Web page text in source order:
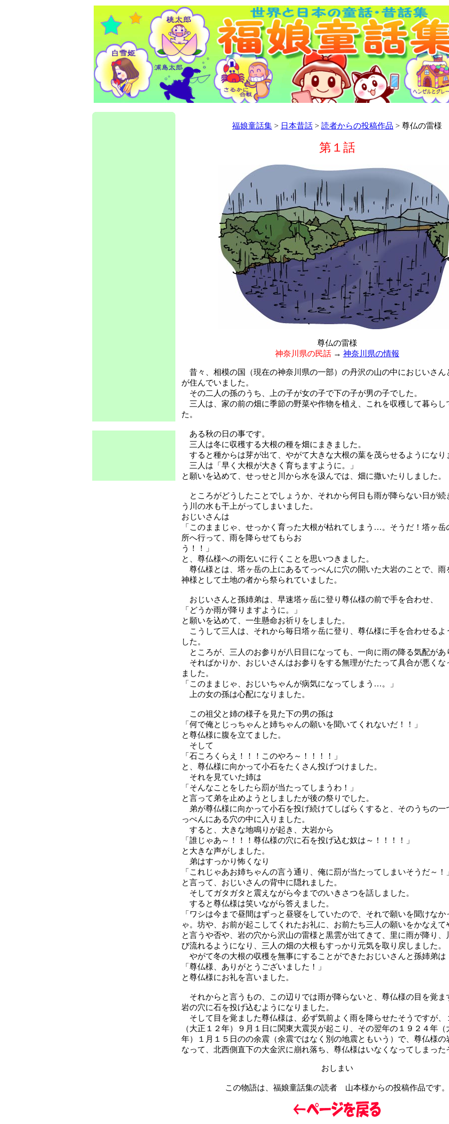
福娘童話集 > 日本昔話 > 読者からの投稿作品 > 尊仏の雷様
第１話
尊仏の雷様
神奈川県の民話→ 神奈川県の情報
昔々、相模の国（現在の神奈川県の一部）の丹沢の山の中におじいさん
が住んでいました。
その二人の孫のうち、上の子が女の子で下の子が男の子でした。
三人は、家の前の畑に季節の野菜や作物を植え、これを収穫して暮らし
た。
ある秋の日の事です。
三人は冬に収穫する大根の種を畑にまきました。
すると種からは芽が出て、やがて大きな大根の葉を茂らせるようになり
三人は「早く大根が大きく育ちますように。」
と願いを込めて、せっせと川から水を汲んでは、畑に撒いたりしました。
ところがどうしたことでしょうか、それから何日も雨が降らない日が続
う川の水も干上がってしまいました。
おじいさんは
「このままじゃ、せっかく育った大根が枯れてしまう…。そうだ！塔ヶ岳
所へ行って、雨を降らせてもらお
う！！」
と、尊仏様への雨乞いに行くことを思いつきました。
尊仏様とは、塔ヶ岳の上にあるてっぺんに穴の開いた大岩のことで、雨
神様として土地の者から祭られていました。
おじいさんと孫姉弟は、早速塔ヶ岳に登り尊仏様の前で手を合わせ、
「どうか雨が降りますように。」
と願いを込めて、一生懸命お祈りをしました。
こうして三人は、それから毎日塔ヶ岳に登り、尊仏様に手を合わせるよ
した。
ところが、三人のお参りが八日目になっても、一向に雨の降る気配があ
そればかりか、おじいさんはお参りをする無理がたたって具合が悪くな
ました。
「このままじゃ、おじいちゃんが病気になってしまう…。」
上の女の孫は心配になりました。
この祖父と姉の様子を見た下の男の孫は
「何で俺とじっちゃんと姉ちゃんの願いを聞いてくれないだ！！」
と尊仏様に腹を立てました。
そして
「石ころくらえ！！！このやろ～！！！！」
と、尊仏様に向かって小石をたくさん投げつけました。
それを見ていた姉は
「そんなことをしたら罰が当たってしまうわ！」
と言って弟を止めようとしましたが後の祭りでした。
弟が尊仏様に向かって小石を投げ続けてしばらくすると、そのうちの一
っぺんにある穴の中に入りました。
すると、大きな地鳴りが起き、大岩から
「誰じゃあ～！！！尊仏様の穴に石を投げ込む奴は～！！！！」
と大きな声がしました。
弟はすっかり怖くなり
「これじゃあお姉ちゃんの言う通り、俺に罰が当たってしまいそうだ～！
と言って、おじいさんの背中に隠れました。
そしてガタガタと震えながら今までのいきさつを話しました。
すると尊仏様は笑いながら答えました。
「ワシは今まで昼間はずっと昼寝をしていたので、それで願いを聞けなか
ゃ。坊や、お前が起こしてくれたお礼に、お前たち三人の願いをかなえて
と言うや否や、岩の穴から沢山の雷様と黒雲が出てきて、里に雨が降り、
び流れるようになり、三人の畑の大根もすっかり元気を取り戻しました。
やがて冬の大根の収穫を無事にすることができたおじいさんと孫姉弟は
「尊仏様、ありがとうございました！」
と尊仏様にお礼を言いました。
それからと言うもの、この辺りでは雨が降らないと、尊仏様の目を覚ま
岩の穴に石を投げ込むようになりました。
そして目を覚ました尊仏様は、必ず気前よく雨を降らせたそうですが、
（大正１２年）９月１日に関東大震災が起こり、その翌年の１９２４年（
年）１月１５日のの余震（余震ではなく別の地震ともいう）で、尊仏様の
なって、北西側直下の大金沢に崩れ落ち、尊仏様はいなくなってしまった
おしまい
この物語は、福娘童話集の読者 山本様からの投稿作品です。